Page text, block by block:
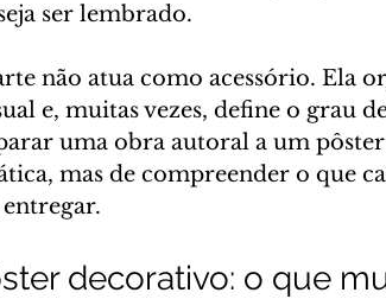
ser lembrado.
não atua como acessório. Ela
e, muitas vezes, define o grau
uma obra autoral a um
mas de compreender o que
decorativo: o que